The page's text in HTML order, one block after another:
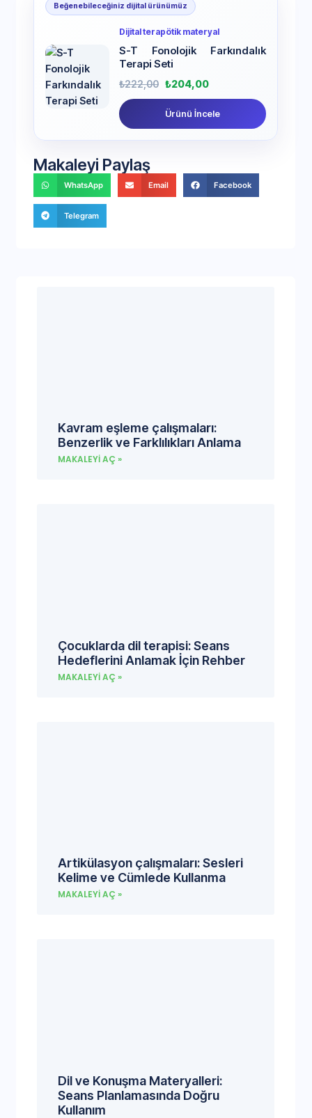
Beğenebileceğiniz dijital ürünümüz
Dijital terapötik materyal
S-T Fonolojik Farkındalık
Terapi Seti
₺222,00 ₺204,00
Ürünü İncele
Makaleyi Paylaş
WhatsApp Email Facebook
Telegram
Kavram eşleme çalışmaları:
Benzerlik ve Farklılıkları Anlama
MAKALEYI AÇ »
Çocuklarda dil terapisi: Seans
Hedeflerini Anlamak İçin Rehber
MAKALEYI AÇ »
Artikülasyon çalışmaları: Sesleri
Kelime ve Cümlede Kullanma
MAKALEYI AÇ »
Dil ve Konuşma Materyalleri:
Seans Planlamasında Doğru
Kullanım